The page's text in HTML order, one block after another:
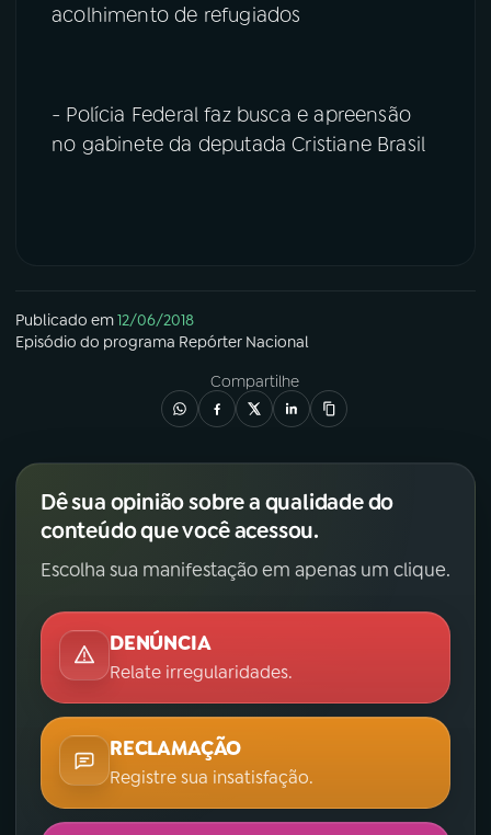
acolhimento de refugiados
- Polícia Federal faz busca e apreensão
no gabinete da deputada Cristiane Brasil
Publicado em12/06/2018
Episódio do programa Repórter Nacional
Compartilhe
Dê sua opinião sobre a qualidade do
conteúdo que você acessou.
Escolha sua manifestação em apenas um clique.
DENÚNCIA
Relate irregularidades.
RECLAMAÇÃO
Registre sua insatisfação.